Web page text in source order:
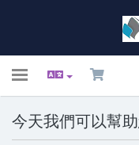
Toggle
首頁
今天我們可以幫